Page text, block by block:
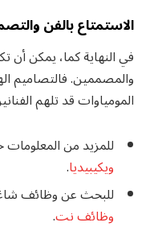
الاستمتاع بالفن
في النهاية كما، يمكن أن
والمصممين. فالتصاميم
المومياوات قد تلهم
للمزيد من المعلومات
ويكيبيديا.
للبحث عن وظائف
وظائف نت.